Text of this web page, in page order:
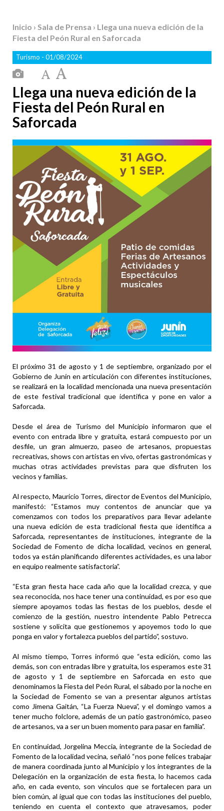
Inicio › Sala de Prensa › Llega una nueva edición de la
Fiesta del Peón Rural en Saforcada
Turismo - 01/08/2024
Llega una nueva edición de la
Fiesta del Peón Rural en
Saforcada
El próximo 31 de agosto y 1 de septiembre, organizado por el
Gobierno de Junín en articulación con diferentes instituciones,
se realizará en la localidad mencionada una nueva presentación
de este festival tradicional que identifica y pone en valor a
Saforcada.
Desde el área de Turismo del Municipio informaron que el
evento con entrada libre y gratuita, estará compuesto por un
desfile, un gran almuerzo, paseo de artesanos, propuestas
recreativas, shows con artistas en vivo, ofertas gastronómicas y
muchas otras actividades previstas para que disfruten los
vecinos y familias.
Al respecto, Mauricio Torres, director de Eventos del Municipio,
manifestó: “Estamos muy contentos de anunciar que ya
comenzamos con todos los preparativos para llevar adelante
una nueva edición de esta tradicional fiesta que identifica a
Saforcada, representantes de instituciones, integrante de la
Sociedad de Fomento de dicha localidad, vecinos en general,
todos ya están planificando diferentes actividades, es una labor
en equipo realmente satisfactoria”.
“Esta gran fiesta hace cada año que la localidad crezca, y que
sea reconocida, nos hace tener una continuidad, es por eso que
siempre apoyamos todas las fiestas de los pueblos, desde el
comienzo de la gestión, nuestro intendente Pablo Petrecca
sostiene y solicita que gestionemos y apoyemos todo lo que
ponga en valor y fortalezca pueblos del partido”, sostuvo.
Al mismo tiempo, Torres informó que “esta edición, como las
demás, son con entradas libre y gratuita, los esperamos este 31
de agosto y 1 de septiembre en Saforcada en esto que
denominamos la Fiesta del Peón Rural, el sábado por la noche en
la Sociedad de Fomento se van a presentar algunos artistas
como Jimena Gaitán, “La Fuerza Nueva”, y el domingo vamos a
tener mucho folclore, además de un patio gastronómico, paseo
de artesanos, va a ser un buen momento para pasar en familia”.
En continuidad, Jorgelina Meccia, integrante de la Sociedad de
Fomento de la localidad vecina, señaló “nos pone felices trabajar
de manera coordinada junto al Municipio y los integrantes de la
Delegación en la organización de esta fiesta, lo hacemos cada
año, en cada evento, son vínculos que se fortalecen para un
bien común, al igual que con todas las instituciones del pueblo,
teniendo en cuenta el contexto que atravesamos, poder